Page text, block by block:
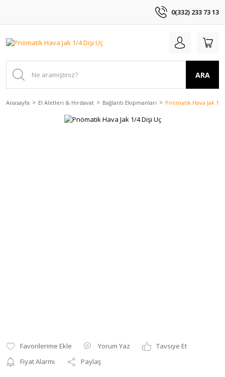
0(332) 233 73 13
ARA
Anasayfa El Aletleri & Hırdavat Bağlantı Ekipmanları Pnömatik Hava Jak 1/
Yorum Yaz
Tavsiye Et
Fiyat Alarmı
Paylaş